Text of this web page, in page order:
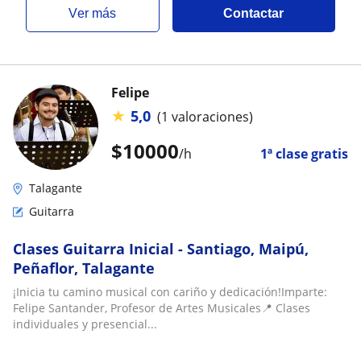
ver más Contactar
$10000/h 1ª clase gratis
Felipe
★ 5,0 (1 valoraciones)
Talagante
Guitarra
Clases Guitarra Inicial - Santiago, Maipú,
Peñaflor, Talagante
¡Inicia tu camino musical con cariño y dedicación!Imparte:
Felipe Santander, Profesor de Artes Musicales📍 Clases
individuales y presencial...